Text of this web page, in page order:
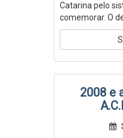
Catarina pelo
comemorar. O
2008 e